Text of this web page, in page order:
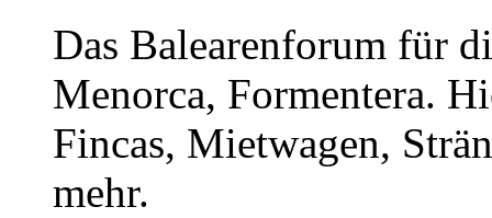
Das Balearenforum für
Menorca, Formentera.
Fincas, Mietwagen,
mehr.